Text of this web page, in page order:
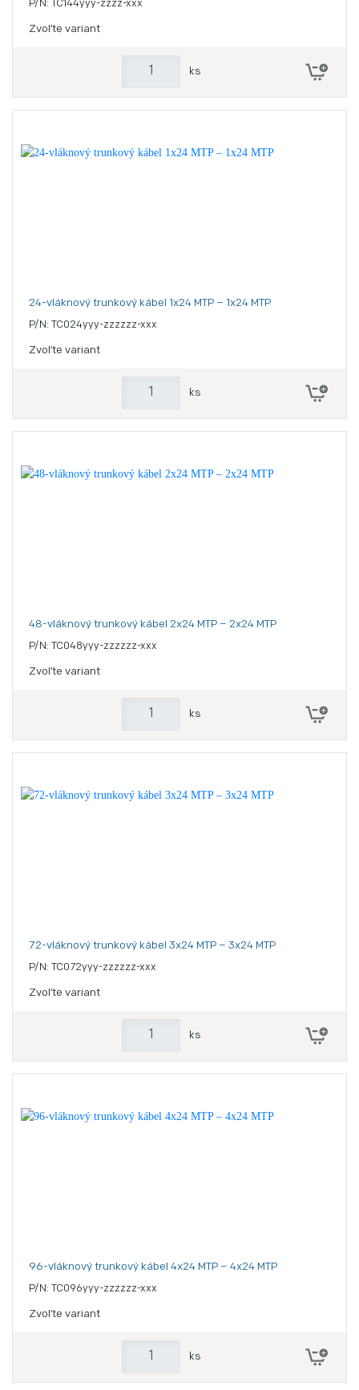
P/N: TC144yyy-zzzz-xxx
Zvoľte variant
ks
24-vláknový trunkový kábel 1x24 MTP – 1x24 MTP
P/N: TC024yyy-zzzzzz-xxx
Zvoľte variant
ks
48-vláknový trunkový kábel 2x24 MTP – 2x24 MTP
P/N: TC048yyy-zzzzzz-xxx
Zvoľte variant
ks
72-vláknový trunkový kábel 3x24 MTP – 3x24 MTP
P/N: TC072yyy-zzzzzz-xxx
Zvoľte variant
ks
96-vláknový trunkový kábel 4x24 MTP – 4x24 MTP
P/N: TC096yyy-zzzzzz-xxx
Zvoľte variant
ks